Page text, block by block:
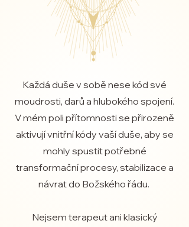
Každá duše v sobě nese kód své
moudrosti, darů a hlubokého spojení.
V mém poli přítomnosti se přirozeně
aktivují vnitřní kódy vaší duše, aby se
mohly spustit potřebné
transformační procesy, stabilizace a
návrat do Božského řádu.
Nejsem terapeut ani klasický